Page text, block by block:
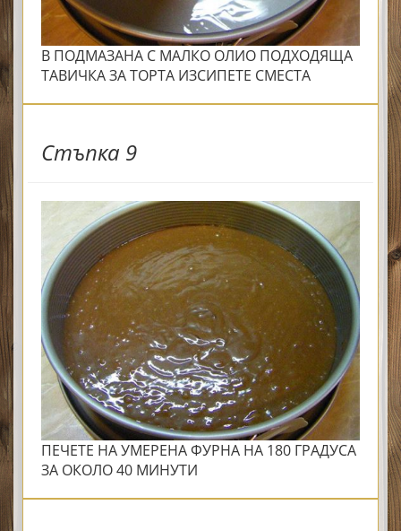
В ПОДМАЗАНА С МАЛКО ОЛИО ПОДХОДЯЩА
ТАВИЧКА ЗА ТОРТА ИЗСИПЕТЕ СМЕСТА
Стъпка 9
ПЕЧЕТЕ НА УМЕРЕНА ФУРНА НА 180 ГРАДУСА
ЗА ОКОЛО 40 МИНУТИ